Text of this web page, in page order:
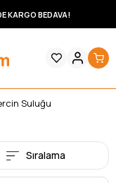
KARGO BEDAVA!
Suluğu
Sıralama